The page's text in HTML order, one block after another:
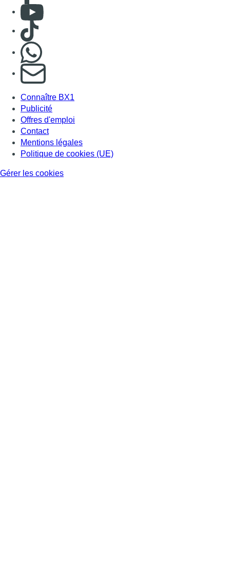
Consulter Youtube
Consulter TikTok
S'abonner à notre newsletter
Connaître BX1
Publicité
Offres d'emploi
Contact
Mentions légales
Politique de cookies (UE)
Gérer les cookies